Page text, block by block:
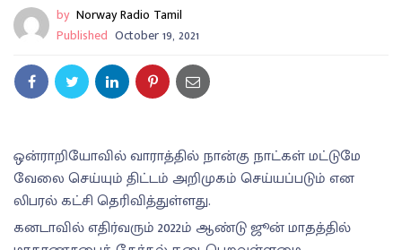
by Norway Radio Tamil
Published October 19, 2021
ஒன்ராறியோவில் வாராத்தில் நான்கு நாட்கள் மட்டுமே
வேலை செய்யும் திட்டம் அறிமுகம் செய்யப்படும் என
லிபரல் கட்சி தெரிவித்துள்ளது.
கனடாவில் எதிர்வரும் 2022ம் ஆண்டு ஜூன் மாதத்தில்